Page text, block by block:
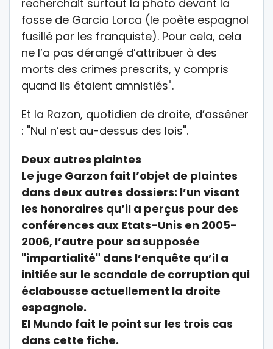
recherchait surtout la photo devant la
fosse de Garcia Lorca (le poète espagnol
fusillé par les franquiste). Pour cela, cela
ne l’a pas dérangé d’attribuer à des
morts des crimes prescrits, y compris
quand ils étaient amnistiés".
Et la Razon, quotidien de droite, d’asséner
: "Nul n’est au-dessus des lois".
Deux autres plaintes
Le juge Garzon fait l’objet de plaintes
dans deux autres dossiers: l’un visant
les honoraires qu’il a perçus pour des
conférences aux Etats-Unis en 2005-
2006, l’autre pour sa supposée
"impartialité" dans l’enquête qu’il a
initiée sur le scandale de corruption qui
éclabousse actuellement la droite
espagnole.
El Mundo fait le point sur les trois cas
dans cette fiche.